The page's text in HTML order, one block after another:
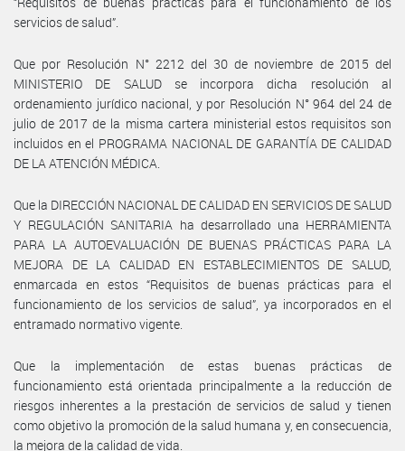
servicios de salud”.
Que por Resolución N° 2212 del 30 de noviembre de 2015 del
MINISTERIO DE SALUD se incorpora dicha resolución al
ordenamiento jurídico nacional, y por Resolución N° 964 del 24 de
julio de 2017 de la misma cartera ministerial estos requisitos son
incluidos en el PROGRAMA NACIONAL DE GARANTÍA DE CALIDAD
DE LA ATENCIÓN MÉDICA.
Que la DIRECCIÓN NACIONAL DE CALIDAD EN SERVICIOS DE SALUD
Y REGULACIÓN SANITARIA ha desarrollado una HERRAMIENTA
PARA LA AUTOEVALUACIÓN DE BUENAS PRÁCTICAS PARA LA
MEJORA DE LA CALIDAD EN ESTABLECIMIENTOS DE SALUD,
enmarcada en estos “Requisitos de buenas prácticas para el
funcionamiento de los servicios de salud”, ya incorporados en el
entramado normativo vigente.
Que la implementación de estas buenas prácticas de
funcionamiento está orientada principalmente a la reducción de
riesgos inherentes a la prestación de servicios de salud y tienen
como objetivo la promoción de la salud humana y, en consecuencia,
la mejora de la calidad de vida.